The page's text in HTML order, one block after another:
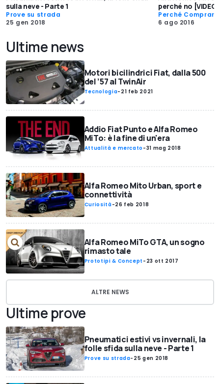
sulla neve - Parte 1
Prove su strada
25 gen 2018
perché no [VIDEO]
Perché
6 ago 2016
Ultime news
Motori bicilindrici Fiat, dalla 500
del ’57 al TwinAir
Tecnologia- 21 feb 2021
Addio Fiat Punto e Alfa Romeo
MiTo: è la fine di un'era
Attualità e mercato -31 mag 2018
Alfa Romeo Mito Urban, sport e
connettività
Curiosità-26 feb 2018
Alfa Romeo MiTo GTA, un sogno
rimasto tale
Prototipi & Concept - 23 ott 2017
ALTRE NEWS
Ultime prove
Pneumatici estivi vs invernali, la
folle sfida sulla neve - Parte 1
Prove su strada- 25 gen 2018